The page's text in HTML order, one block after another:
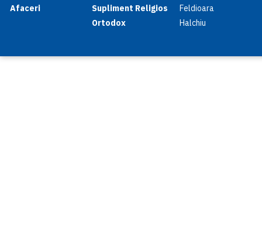
Afaceri
Supliment Religios
Ortodox
Feldioara
Halchiu